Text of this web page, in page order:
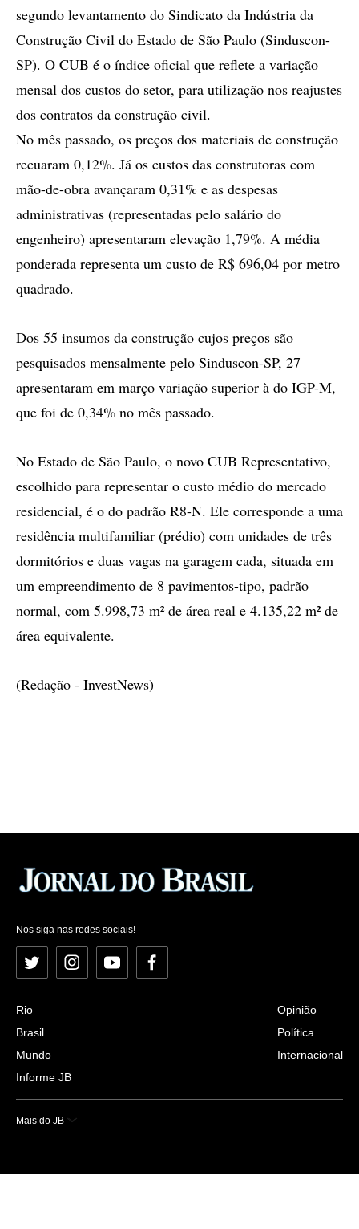
segundo levantamento do Sindicato da Indústria da
Construção Civil do Estado de São Paulo (Sinduscon-
SP). O CUB é o índice oficial que reflete a variação
mensal dos custos do setor, para utilização nos reajustes
dos contratos da construção civil.
No mês passado, os preços dos materiais de construção
recuaram 0,12%. Já os custos das construtoras com
mão-de-obra avançaram 0,31% e as despesas
administrativas (representadas pelo salário do
engenheiro) apresentaram elevação 1,79%. A média
ponderada representa um custo de R$ 696,04 por metro
quadrado.
Dos 55 insumos da construção cujos preços são
pesquisados mensalmente pelo Sinduscon-SP, 27
apresentaram em março variação superior à do IGP-M,
que foi de 0,34% no mês passado.
No Estado de São Paulo, o novo CUB Representativo,
escolhido para representar o custo médio do mercado
residencial, é o do padrão R8-N. Ele corresponde a uma
residência multifamiliar (prédio) com unidades de três
dormitórios e duas vagas na garagem cada, situada em
um empreendimento de 8 pavimentos-tipo, padrão
normal, com 5.998,73 m² de área real e 4.135,22 m² de
área equivalente.
(Redação - InvestNews)
Nos siga nas redes sociais!
Twitter InstagramYouTubeFacebook
Rio
Brasil
Mundo
Informe JB
Opinião
Política
Internacional
Mais do JB
Esportes